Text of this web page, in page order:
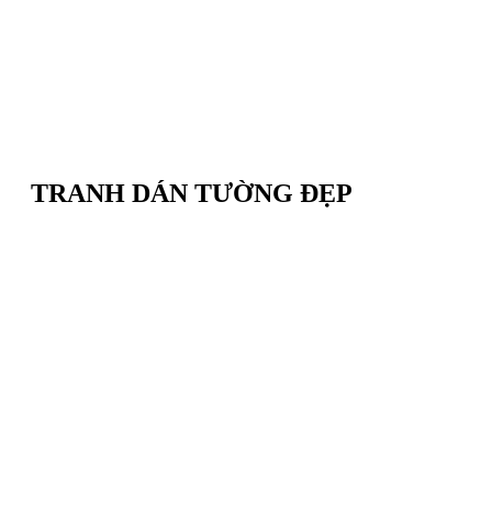
TRANH DÁN TƯỜNG ĐẸP